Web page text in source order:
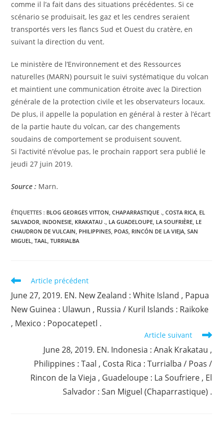
comme il l’a fait dans des situations précédentes. Si ce
scénario se produisait, les gaz et les cendres seraient
transportés vers les flancs Sud et Ouest du cratère, en
suivant la direction du vent.
Le ministère de l’Environnement et des Ressources
naturelles (MARN) poursuit le suivi systématique du volcan
et maintient une communication étroite avec la Direction
générale de la protection civile et les observateurs locaux.
De plus, il appelle la population en général à rester à l’écart
de la partie haute du volcan, car des changements
soudains de comportement se produisent souvent.
Si l’activité n’évolue pas, le prochain rapport sera publié le
jeudi 27 juin 2019.
Source : Marn.
ÉTIQUETTES : BLOG GEORGES VITTON CHAPARRASTIQUE . COSTA RICA EL
SALVADOR INDONESIE KRAKATAU . LA GUADELOUPE LA SOUFRIÈRE LE
CHAUDRON DE VULCAIN PHILIPPINES POAS RINCÓN DE LA VIEJA SAN
MIGUEL
TAAL TURRIALBA
Read
articles
Article précédent
June 27, 2019. EN. New Zealand : White Island , Papua
New Guinea : Ulawun , Russia / Kuril Islands : Raikoke
, Mexico : Popocatepetl .
Article suivant
June 28, 2019. EN. Indonesia : Anak Krakatau ,
Philippines : Taal , Costa Rica : Turrialba / Poas /
Rincon de la Vieja , Guadeloupe : La Soufriere , El
Salvador : San Miguel (Chaparrastique) .